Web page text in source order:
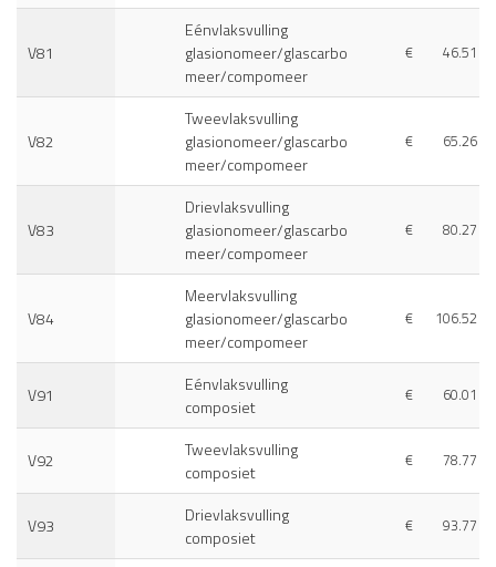
V81
Eénvlaksvulling
glasionomeer/glascarbo
meer/compomeer
€ 46.51
V82
Tweevlaksvulling
glasionomeer/glascarbo
meer/compomeer
€ 65.26
V83
Drievlaksvulling
glasionomeer/glascarbo
meer/compomeer
€ 80.27
V84
Meervlaksvulling
glasionomeer/glascarbo
meer/compomeer
€ 106.52
V91
Eénvlaksvulling
composiet
€ 60.01
V92
Tweevlaksvulling
composiet
€ 78.77
V93
Drievlaksvulling
composiet
€ 93.77